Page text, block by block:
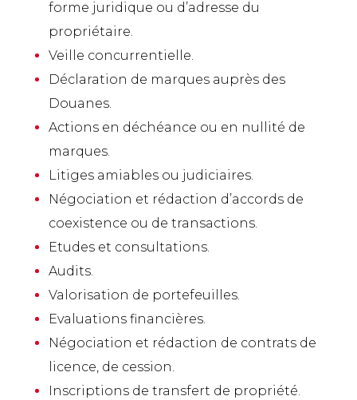
forme juridique ou d’adresse du
propriétaire.
Veille concurrentielle.
Déclaration de marques auprès des
Douanes.
Actions en déchéance ou en nullité de
marques.
Litiges amiables ou judiciaires.
Négociation et rédaction d’accords de
coexistence ou de transactions.
Etudes et consultations.
Audits.
Valorisation de portefeuilles.
Evaluations financières.
Négociation et rédaction de contrats de
licence, de cession.
Inscriptions de transfert de propriété.